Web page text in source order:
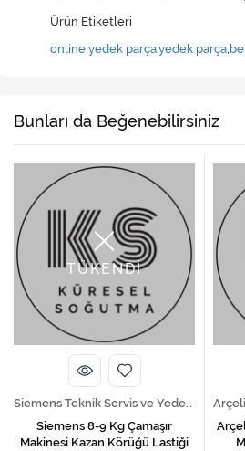
Ürün Etiketleri
online yedek parça,yedek parça,
Bunları da Beğenebilirsiniz
TÜKENDİ
Siemens Teknik Servis ve Yedek Parça Hizmetleri
Siemens 8-9 Kg Çamaşır
Makinesi Kazan Körüğü Lastiği